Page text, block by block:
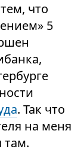
что
5
. Так что
на меня
там.